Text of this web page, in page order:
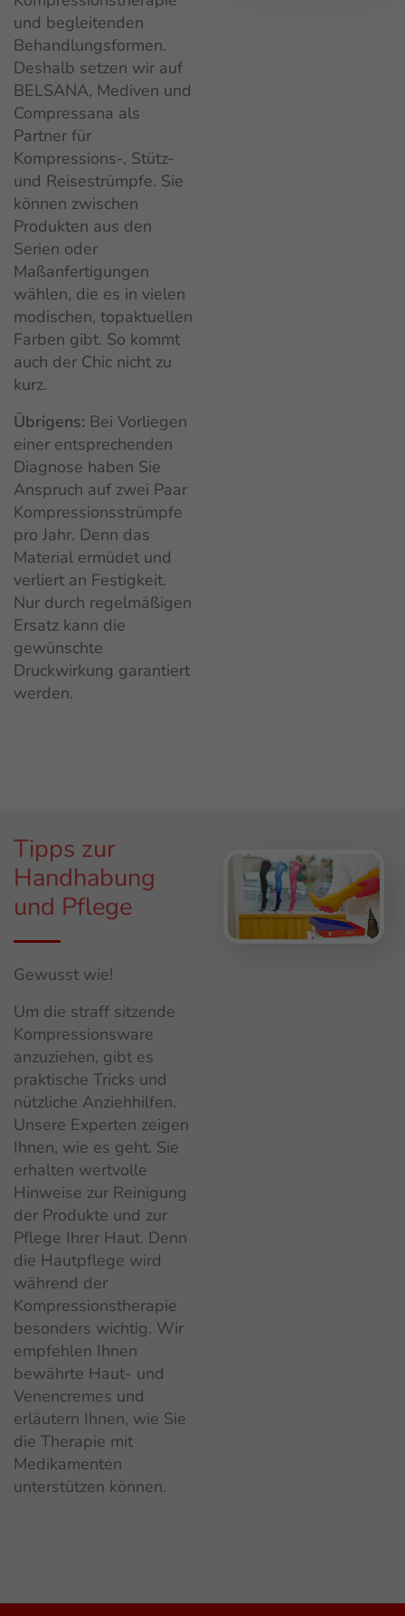
und begleitenden
Behandlungsformen.
Deshalb setzen wir auf
BELSANA, Mediven und
Compressana als
Partner für
Kompressions-, Stütz-
und Reisestrümpfe. Sie
können zwischen
Produkten aus den
Serien oder
Maßanfertigungen
wählen, die es in vielen
modischen, topaktuellen
Farben gibt. So kommt
auch der Chic nicht zu
kurz.
Übrigens: Bei Vorliegen
einer entsprechenden
Diagnose haben Sie
Anspruch auf zwei Paar
Kompressionsstrümpfe
pro Jahr. Denn das
Material ermüdet und
verliert an Festigkeit.
Nur durch regelmäßigen
Ersatz kann die
gewünschte
Druckwirkung garantiert
werden.
Tipps zur
Handhabung
und Pflege
Gewusst wie!
Um die straff sitzende
Kompressionsware
anzuziehen, gibt es
praktische Tricks und
nützliche Anziehhilfen.
Unsere Experten zeigen
Ihnen, wie es geht. Sie
erhalten wertvolle
Hinweise zur Reinigung
der Produkte und zur
Pflege Ihrer Haut. Denn
die Hautpflege wird
während der
Kompressionstherapie
besonders wichtig. Wir
empfehlen Ihnen
bewährte Haut- und
Venencremes und
erläutern Ihnen, wie Sie
die Therapie mit
Medikamenten
unterstützen können.